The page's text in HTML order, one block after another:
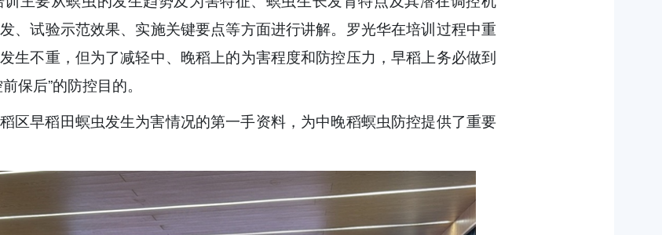
、试验示范效果、实施关键要点等方面进行讲解。罗光华在培训过程中重
生不重，但为了减轻中、晚稻上的为害程度和防控压力，早稻上务必做到
保后”的防控目的。
区早稻田螟虫发生为害情况的第一手资料，为中晚稻螟虫防控提供了重要